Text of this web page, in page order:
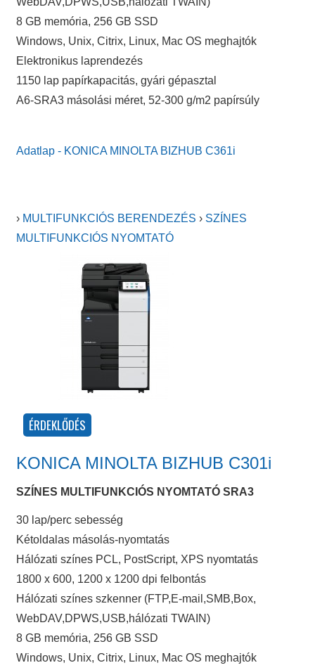
8 GB memória, 256 GB SSD
Windows, Unix, Citrix, Linux, Mac OS meghajtók
Elektronikus laprendezés
1150 lap papírkapacitás, gyári gépasztal
A6-SRA3 másolási méret, 52-300 g/m2 papírsúly
Adatlap - KONICA MINOLTA BIZHUB C361i
› MULTIFUNKCIÓS BERENDEZÉS › SZÍNES
MULTIFUNKCIÓS NYOMTATÓ
KONICA MINOLTA BIZHUB C301i
SZÍNES MULTIFUNKCIÓS NYOMTATÓ SRA3
30 lap/perc sebesség
Kétoldalas másolás-nyomtatás
Hálózati színes PCL, PostScript, XPS nyomtatás
1800 x 600, 1200 x 1200 dpi felbontás
Hálózati színes szkenner (FTP,E-mail,SMB,Box,
WebDAV,DPWS,USB,hálózati TWAIN)
8 GB memória, 256 GB SSD
Windows, Unix, Citrix, Linux, Mac OS meghajtók